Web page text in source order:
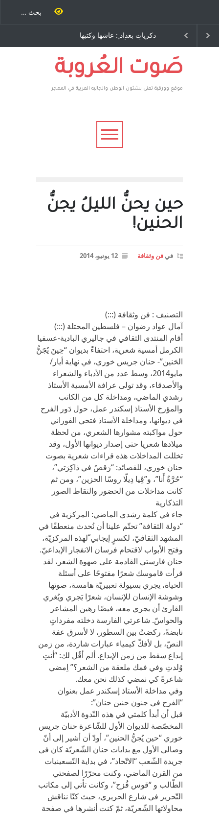
الاستيطان ومسلسل الخداع
المستمر - قلم : راسم عبيدات
بغداد ٍ: عاشها وكتبها
المتحدة الامريكية
صَوت العُروبة
موقع وورقية تعنى بشئون الوطن والجاليه العربية في المهجر
حين يحنُّ الليلُ يجنُّ
الحنين!
في فن وثقافة 12 يونيو، 2014
التصنيف : فن وثقافة (:::)
آمال عواد رضوان – فلسطين المحتلة (:::)
أقام المنتدى الثقافي في جاليري البادية-عسفيا
الكرمل أمسية شعرية، احتفاءً بديوان “حِينَ يُجَنُّ
الحَنين”- حنان جريس خوري، في نهاية أيار/
مايو2014، وسط عدد من الأدباء والشعراء
والأصدقاء، وقد تولى عرافة الأمسية الأستاذ
رشدي الماضي، ومداخلة كل من الكاتب
والمؤرخ الأستاذ إسكندر عمل، حول دَور الفرح
في ديوانها، ومداخلة الأستاذ فتحي الفوراني
حول مواكبته مشوارها الشعري، من لحظة
ميلادها شعريا حتى إصدار ديوانها الأول، وقد
تخللت المداخلات هذه قراءات شعرية بصوت
حنان خوري، للقصائد: “رَقصٌ في ذاكِرَتي”،
“حُرَّةٌ أَنا”، و”ڤِيا دِيلّا روسّا الحزين”، ومن ثم
كانت مداخلات من الحضور والتقاط الصور
التذكارية
جاء في كلمة رشدي الماضي: المركزية في
“دولة الثقافة” تحتّم علينا أن نُحدث منعطفًا في
المشهد الثقافيّ، لكسرٍ إيجابي ّلهذه المركزيّة،
وفتح الأبواب لاقتحام فرسان الانفجار الإبداعيّ.
حنان فارستي القادمة على صهوة الشعر، لقد
قرأت قاموسك شعرًا مفتوحًا على أسئلة
الحياة، يجري بسيولة تعبيريّة هامسة، صوتها
وشوشة الإنسان للإنسان، شعرًا يَجري ويُغري
القارئ أن يجري معه، فيضًا رهين المشاعر
والحواسّ. شاعرتي الفارسة دخلته مفرداتٍ
نابضةً، ركضتُ بين السطور، لا لأسرق عفة
النصّ، بل لأفكّ كيمياء عبارات شاردة، من زمن
إبداع سقط من زمن الإبداع. ألم أقُل لك: “أنتِ
وُلدتِ وفي فمك ملعقة من الشعر؟” اِمضي
شاعرةً كي نمضي كذلك نحن معك.
وفي مداخلة الأستاذ إسكندر عمل بعنوان
“الفرح في جنون حنين حنان”:
قبل أن أبدأ كلمتي في هذه النّدوة الأدبيّة
المخصّصة للديوان الأول للشّاعرة حنان جريس
خوري “حين يُجنُّ الحنين”، أودّ أن أشير إلى أنّ
وصالي الأول مع بدايات حنان الشّعريّة كان في
جريدة الشّعب “الاتّحاد”، في بداية التّسعينيات
من القرن الماضي، وكنت محرّرًا لصفحتي
الطّالب و “قوس قُزح”، وكانت تأتي إلى مكاتب
التّحرير في شارع الحريري، حيث كنّا نناقش
محاولاتها الشّعريّة، ثمّ كنت أنشرها في صفحة